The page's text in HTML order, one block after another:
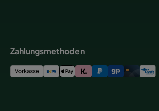
Zahlungsmethoden